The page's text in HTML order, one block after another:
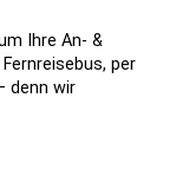
Ihre An- &
per
denn wir